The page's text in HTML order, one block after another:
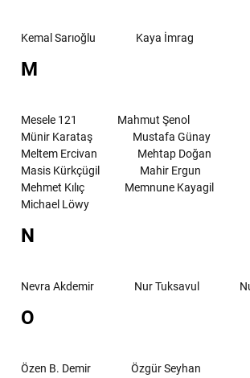
Kemal Sarıoğlu Kaya İmrag
M
Mesele 121
Mahmut Şenol
Münir Karataş
Mustafa Günay
Meltem Ercivan
Mehtap Doğan
Masis Kürkçügil
Mahir Ergun
Mehmet Kılıç
Memnune Kayagil
Michael Löwy
N
Nevra Akdemir Nur Tuksavul
O
Özen B. Demir
Özgür Seyhan